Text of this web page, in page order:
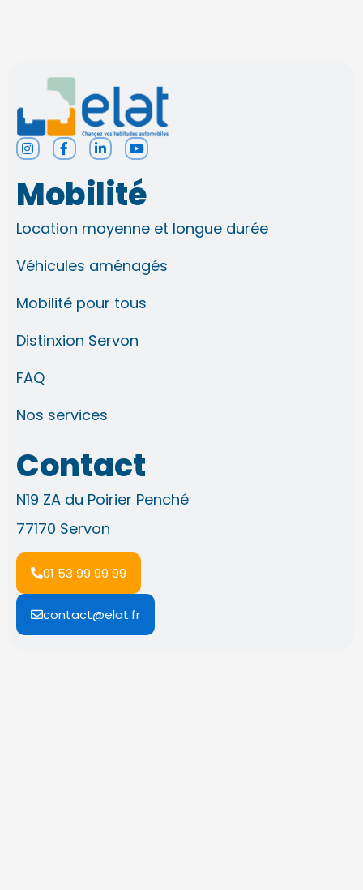
I
n
t
a
g
a
F
a
e
b
o
k
f
L
i
k
e
d
n
i
n
Y
o
t
u
b
Mobilité
Location moyenne et longue durée
Véhicules aménagés
Mobilité pour tous
Distinxion Servon
FAQ
Nos services
Contact
N19 ZA du Poirier Penché
77170 Servon
01 53 99 99 99
contact@elat.fr